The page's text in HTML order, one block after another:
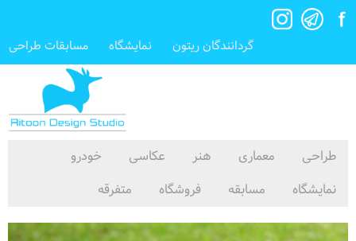
گردانندگان ریتون نمایشگاه مسابقات طراحی
طراحی معماری هنر عکاسی
خودرو
نمایشگاه
مسابقه فروشگاه متفرقه